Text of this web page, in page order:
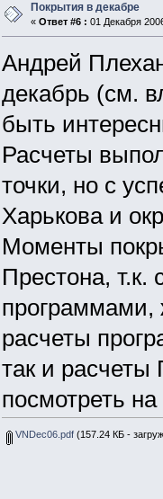
Покрытия в декабре
« Ответ #6 : 01 Декабря
Андрей
декабрь (см.
быть
Расчеты
точки, но с
Харькова и
Моменты
Престона,
программами,
расчеты
так и расчеты
посмотреть
VNDec06.pdf(157.24 КБ -